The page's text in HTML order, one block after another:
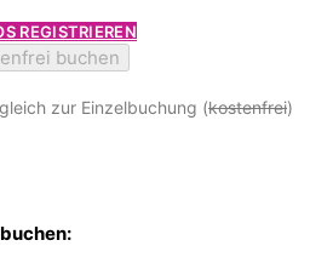
REGISTRIEREN
buchen
zur Einzelbuchung (kostenfrei)